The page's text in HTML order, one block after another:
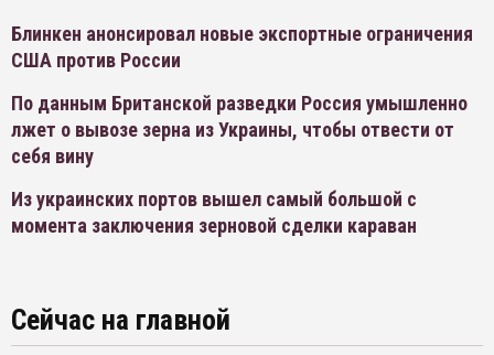
Блинкен анонсировал новые экспортные ограничения
США против России
По данным Британской разведки Россия умышленно
лжет о вывозе зерна из Украины, чтобы отвести от
себя вину
Из украинских портов вышел самый большой с
момента заключения зерновой сделки караван
Сейчас на главной